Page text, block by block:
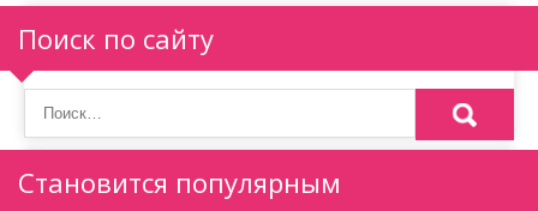
и
я
п
о
Поиск по сайту
Становится популярным